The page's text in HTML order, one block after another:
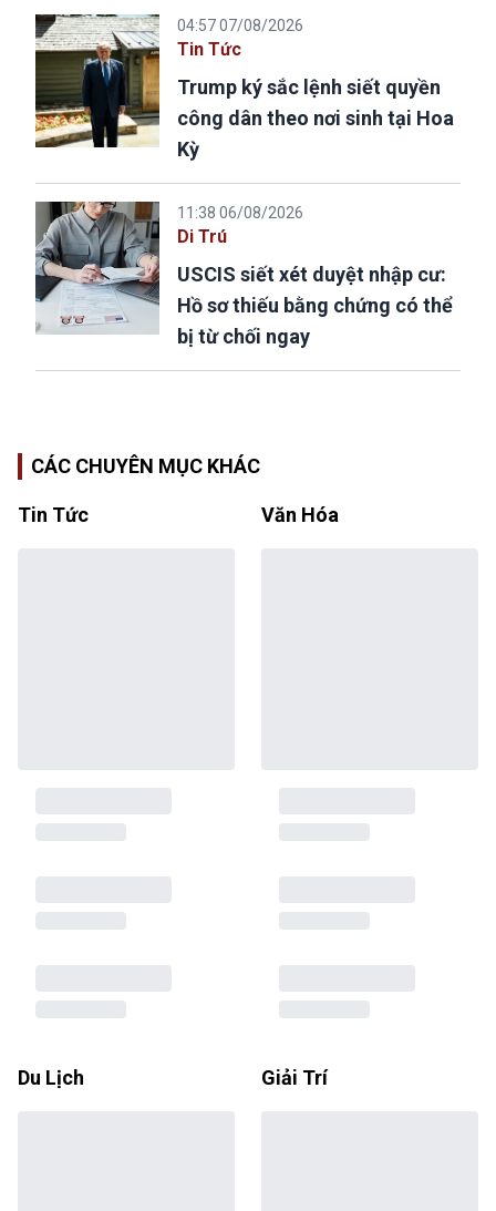
04:57 07/08/2026
Tin Tức
Trump ký sắc lệnh siết quyền
công dân theo nơi sinh tại Hoa
Kỳ
11:38 06/08/2026
Di Trú
USCIS siết xét duyệt nhập cư:
Hồ sơ thiếu bằng chứng có thể
bị từ chối ngay
CÁC CHUYÊN MỤC KHÁC
Tin Tức Văn Hóa
Du Lịch Giải Trí